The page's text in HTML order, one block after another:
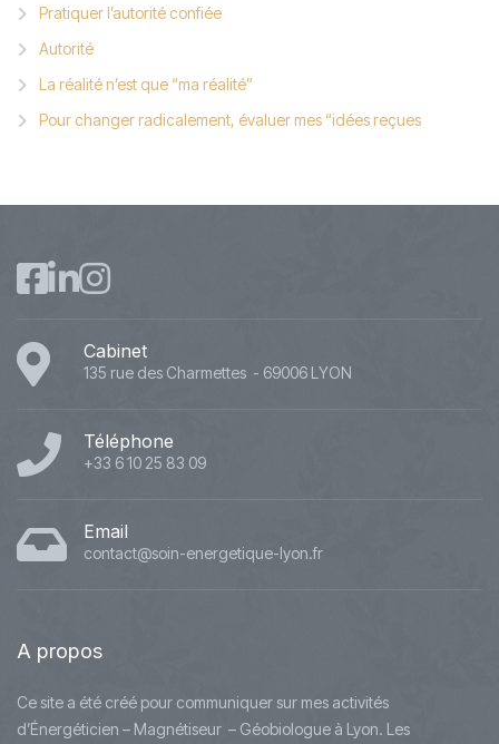
Pratiquer l’autorité confiée
Autorité
La réalité n’est que “ma réalité”
Pour changer radicalement, évaluer mes “idées reçues
Cabinet
135 rue des Charmettes - 69006 LYON
Téléphone
+33 6 10 25 83 09
Email
contact@soin-energetique-lyon.fr
A propos
Ce site a été créé pour communiquer sur mes activités
d’Énergéticien – Magnétiseur – Géobiologue à Lyon. Les